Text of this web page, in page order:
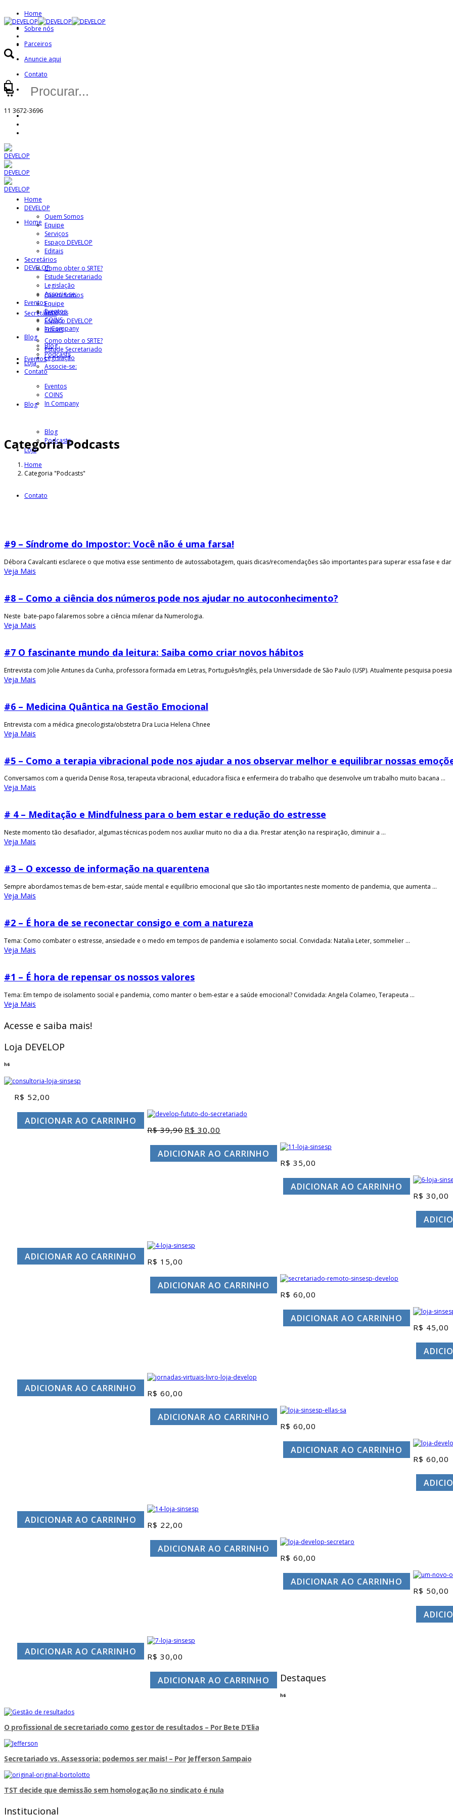
Home
Sobre nós
Parceiros
Anuncie aqui
Contato
Minha Conta
11 3672-3696
Buscar
por:
Home
DEVELOP
Quem Somos
Equipe
Serviços
Espaço DEVELOP
Editais
Secretários
Como obter o SRTE?
Estude Secretariado
Legislação
Associe-se:
Eventos
Eventos
COINS
In Company
Blog
Blog
Podcasts
Loja
Contato
Home
DEVELOP
Quem Somos
Equipe
Serviços
Espaço DEVELOP
Editais
Secretários
Como obter o SRTE?
Estude Secretariado
Legislação
Associe-se:
Eventos
Eventos
COINS
In Company
Blog
Blog
Podcasts
Loja
Contato
CategoriaPodcasts
Home
Categoria "Podcasts"
#9 – Síndrome do Impostor: Você não é uma farsa!
Débora Cavalcanti esclarece o que motiva esse sentimento de autossabotagem, quais dicas/recomendações são importantes para superar essa fase e
Veja Mais
#8 – Como a ciência dos números pode nos ajudar no autoconhecimento?
Neste bate-papo falaremos sobre a ciência milenar da Numerologia.
Veja Mais
#7 O fascinante mundo da leitura: Saiba como criar novos hábitos
Entrevista com Jolie Antunes da Cunha, professora formada em Letras, Português/Inglês, pela Universidade de São Paulo (USP). Atualmente pesquisa poesia
Veja Mais
#6 – Medicina Quântica na Gestão Emocional
Entrevista com a médica ginecologista/obstetra Dra Lucia Helena Chnee
Veja Mais
#5 – Como a terapia vibracional pode nos ajudar a nos observar melhor e equilibrar nossas
Conversamos com a querida Denise Rosa, terapeuta vibracional, educadora física e enfermeira do trabalho que desenvolve um trabalho muito bacana ...
Veja Mais
# 4 – Meditação e Mindfulness para o bem estar e redução do estresse
Neste momento tão desafiador, algumas técnicas podem nos auxiliar muito no dia a dia. Prestar atenção na respiração, diminuir a ...
Veja Mais
#3 – O excesso de informação na quarentena
Sempre abordamos temas de bem-estar, saúde mental e equilíbrio emocional que são tão importantes neste momento de pandemia, que aumenta ...
Veja Mais
#2 – É hora de se reconectar consigo e com a natureza
Tema: Como combater o estresse, ansiedade e o medo em tempos de pandemia e isolamento social. Convidada: Natalia Leter, sommelier ...
Veja Mais
#1 – É hora de repensar os nossos valores
Tema: Em tempo de isolamento social e pandemia, como manter o bem-estar e a saúde emocional? Convidada: Angela Colameo, Terapeuta ...
Veja Mais
Acesse e saiba mais!
Loja DEVELOP
h6
R$ 52,00
ADICIONAR AO CARRINHO
R$39,90 O
original
era:
R$ 39,90.
R$ 30,00
atual
é:
R$ 30,00.
ADICIONAR AO CARRINHO
R$ 35,00
ADICIONAR AO CARRINHO
R$ 30,00
ADICIONAR AO CARRINHO R$ 15,00
ADICIONAR AO CARRINHO
R$ 60,00
ADICIONAR AO CARRINHO
R$ 45,00
ADICIONAR AO CARRINHO R$ 60,00
ADICIONAR AO CARRINHO
R$ 60,00
ADICIONAR AO CARRINHO
R$ 60,00
ADICIONAR AO CARRINHO R$ 22,00
ADICIONAR AO CARRINHO
R$ 60,00
ADICIONAR AO CARRINHO
R$ 50,00
ADICIONAR AO CARRINHO R$ 30,00
ADICIONAR AO CARRINHO Destaques
h6
O profissional de secretariado como gestor de resultados – Por Bete D’Elia
Secretariado vs. Assessoria: podemos ser mais! – Por Jefferson Sampaio
TST decide que demissão sem homologação no sindicato é nula
Institucional